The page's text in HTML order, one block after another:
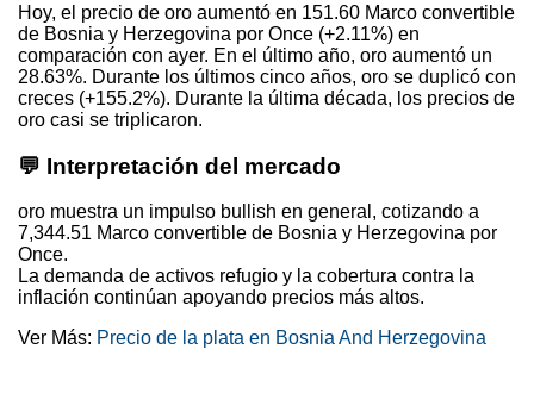
Hoy, el precio de oro aumentó en 151.60 Marco convertible
de Bosnia y Herzegovina por Once (+2.11%) en
comparación con ayer. En el último año, oro aumentó un
28.63%. Durante los últimos cinco años, oro se duplicó con
creces (+155.2%). Durante la última década, los precios de
oro casi se triplicaron.
💬 Interpretación del mercado
oro muestra un impulso bullish en general, cotizando a
7,344.51 Marco convertible de Bosnia y Herzegovina por
Once.
La demanda de activos refugio y la cobertura contra la
inflación continúan apoyando precios más altos.
Ver Más: Precio de la plata en Bosnia And Herzegovina